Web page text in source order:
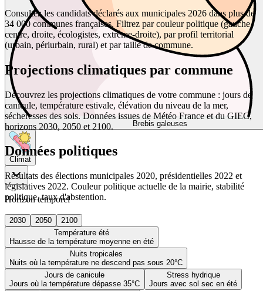
Brebis galeuses
Climat
Horizon temporel
2030 2050
2100
Température été
Hausse de la température moyenne en été
Nuits tropicales
Nuits où la température ne descend pas sous 20°C
Jours de canicule
Jours où la température dépasse 35°C
Stress hydrique
Jours avec sol sec en été
Consultez les candidats déclarés aux municipales 2026 dans plus de
34 000 communes françaises. Filtrez par couleur politique (gauche,
centre, droite, écologistes, extrême-droite), par profil territorial
(urbain, périurbain, rural) et par taille de commune.
Projections climatiques par commune
Découvrez les projections climatiques de votre commune : jours de
canicule, température estivale, élévation du niveau de la mer,
sécheresses des sols. Données issues de Météo France et du GIEC,
horizons 2030, 2050 et 2100.
Données politiques
Résultats des élections municipales 2020, présidentielles 2022 et
législatives 2022. Couleur politique actuelle de la mairie, stabilité
politique, taux d'abstention.